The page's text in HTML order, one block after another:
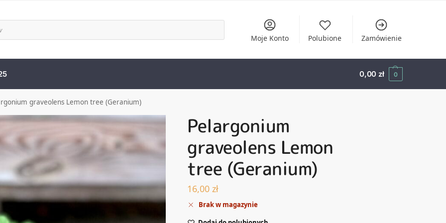
Moje Konto Polubione Zamówienie
0,00 zł 0
graveolens Lemon tree (Geranium)
Pelargonium
graveolens Lemon
tree (Geranium)
16,00 zł
Brak w magazynie